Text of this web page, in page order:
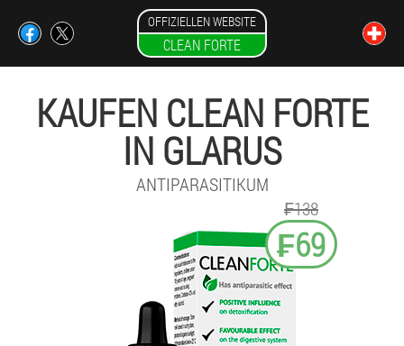
OFFIZIELLEN WEBSITE
CLEAN FORTE
KAUFEN CLEAN FORTE
IN GLARUS
ANTIPARASITIKUM
₣138
₣69